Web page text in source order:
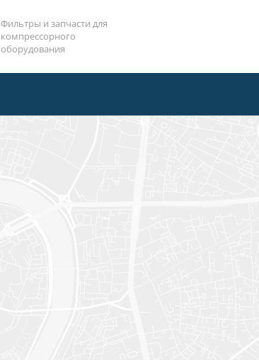
Фильтры и запчасти для
компрессорного
оборудования